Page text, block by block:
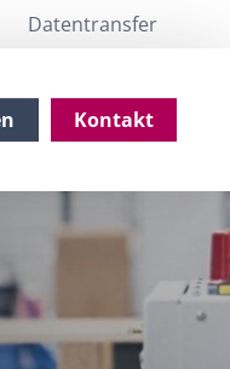
Datentransfer
Kontakt